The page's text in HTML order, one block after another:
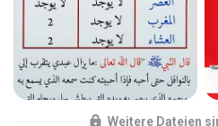
Weitere Dateien